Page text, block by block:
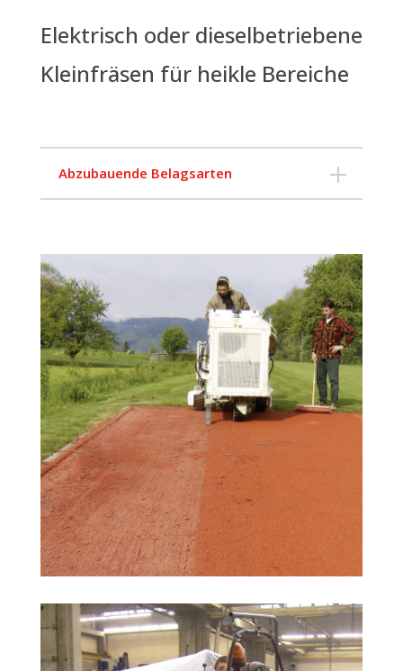
Elek­trisch oder die­sel­be­trie­be­ne
Klein­frä­sen für heik­le Bereiche
Abzu­bau­en­de Belagsarten